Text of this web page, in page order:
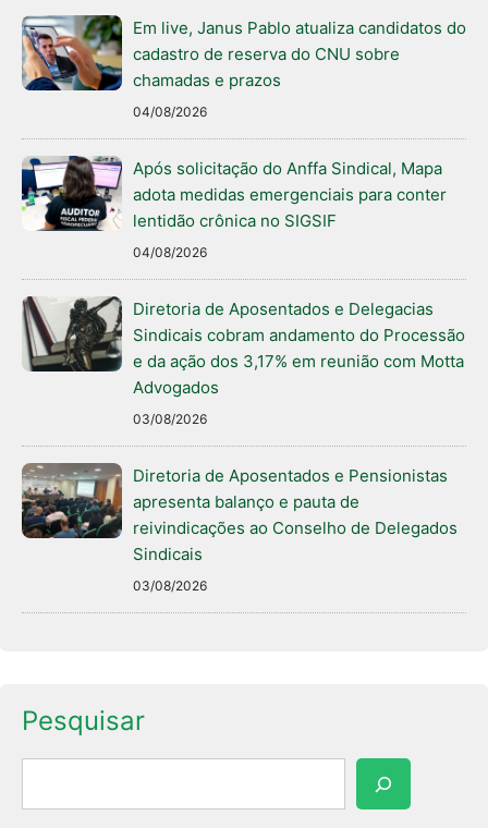
Em live, Janus Pablo atualiza candidatos do
cadastro de reserva do CNU sobre
chamadas e prazos
04/08/2026
Após solicitação do Anffa Sindical, Mapa
adota medidas emergenciais para conter
lentidão crônica no SIGSIF
04/08/2026
Diretoria de Aposentados e Delegacias
Sindicais cobram andamento do Processão
e da ação dos 3,17% em reunião com Motta
Advogados
03/08/2026
Diretoria de Aposentados e Pensionistas
apresenta balanço e pauta de
reivindicações ao Conselho de Delegados
Sindicais
03/08/2026
Pesquisar